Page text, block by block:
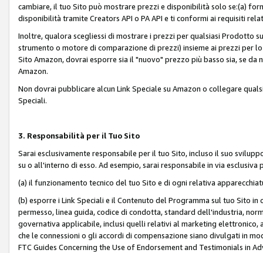
cambiare, il tuo Sito può mostrare prezzi e disponibilità solo se:(a)
disponibilità tramite Creators API o PA API e ti conformi ai requisiti
Inoltre, qualora scegliessi di mostrare i prezzi per qualsiasi Prodotto
strumento o motore di comparazione di prezzi) insieme ai prezzi
Sito Amazon, dovrai esporre sia il "nuovo" prezzo più basso sia, se
Amazon.
Non dovrai pubblicare alcun Link Speciale su Amazon o collegare
Speciali.
3. Responsabilità per il Tuo Sito
Sarai esclusivamente responsabile per il tuo Sito, incluso il suo
su o all'interno di esso. Ad esempio, sarai responsabile in via esclusiva
(a) il funzionamento tecnico del tuo Sito e di ogni relativa
(b) esporre i Link Speciali e il Contenuto del Programma sul tuo Sito in
permesso, linea guida, codice di condotta, standard dell'industria,
governativa applicabile, inclusi quelli relativi al marketing
che le connessioni o gli accordi di compensazione siano divulgati in
FTC Guides Concerning the Use of Endorsement and Testimonials in